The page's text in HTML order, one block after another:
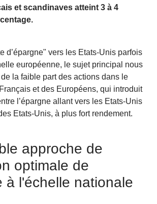
et scandinaves atteint 3 à 4
d’épargne" vers les Etats-Unis parfois
européenne, le sujet principal nous
la faible part des actions dans le
et des Européens, qui introduit
l’épargne allant vers les Etats-Unis
Etats-Unis, à plus fort rendement.
approche de
optimale de
à l'échelle nationale